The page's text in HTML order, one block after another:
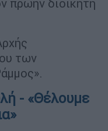
πρώην διοικητή
των
- «Θέλουμε